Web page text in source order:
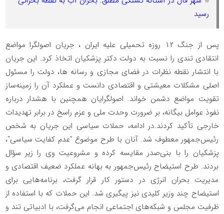
رسید
پس از جنگ ۱۲ روزه تحمیلی علیه ایران ، جریان اصولگرا مواضع
انتقادی تندی را نسبت به دولت دکتر پزشکیان اتخاذ کرد. این جریان
با انتشار نقطه نظرات در فضای مجازی و رسانه ها، دولت را مسئول
اصلی مشکلات معیشتی و اقتصادی دانست و عملکرد آن را زمینه‌ساز
تقویت مواضع دشمن خواند. اصولگرایان همچنین با هشدار درباره
نفوذ عوامل بیگانه، بر ضرورت وحدت ملی و عزم راسخ در برابر تهدیدات
خارجی تأکید کردند.در ادامه، حملات سیاسی این جریان به شخص
رئیس‌جمهور معطوف شد. آنان با طرح موضوع "عدم کفایت سیاسی"،
پزشکیان را با بنی‌صدر مقایسه کرده و مشروعیت وی را زیر سؤال
بردند. طرح استیضاح رئیس‌جمهور به بهانه عملکرد ضعیف اقتصادی و
مدیریت بحران انرژی در دستور کار قرار گرفت، برنامه‌هایی برای
استیضاح چند وزیر کلیدی نیز پیگیری شد. این حملات که با استفاده از
ظرفیت مجلس و شبکه‌های اجتماعی انجام می‌گرفت، با ادبیاتی تند و